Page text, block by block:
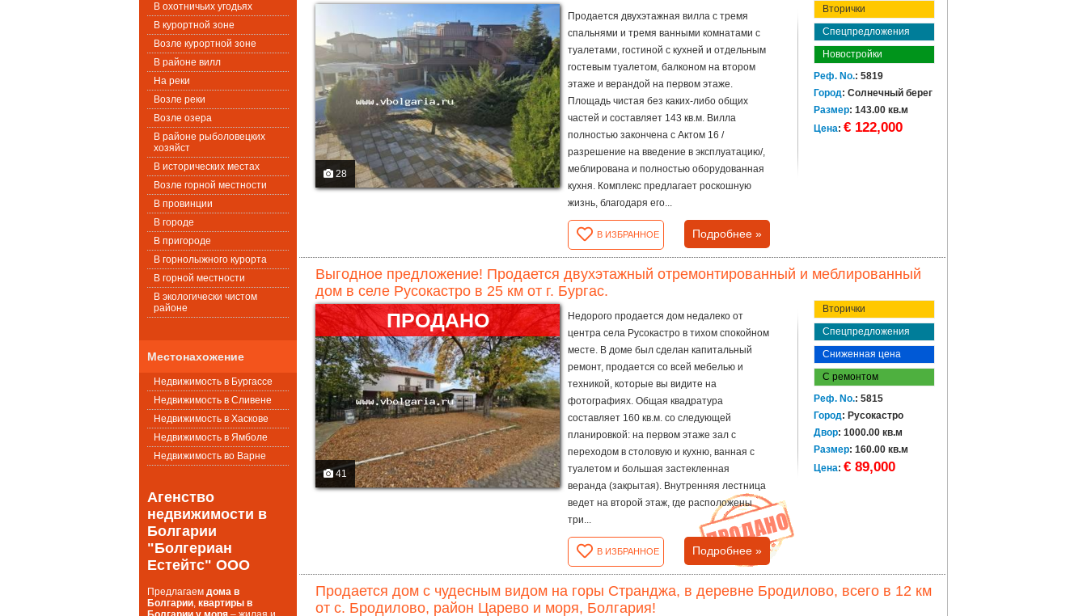
В охотничьих угодьях
В курортной зоне
Возле курортной зоне
В районе вилл
На реки
Возле реки
Возле озера
В районе рыболовецких
хозяйст
В исторических местах
Возле горной местности
В провинции
В городе
В пригороде
В горнолыжного курорта
В горной местности
В экологически чистом
районе
Местонахожение
Недвижимость в Бургассе
Недвижимость в Сливене
Недвижимость в Хаскове
Недвижимость в Ямболе
Недвижимость во Варне
Агенство
недвижимости в
Болгарии
"Болгериан
Естейтс" ООО
Предлагаем дома в
Болгарии, квартиры в
28
Продается двухэтажная вилла с тремя
спальнями и тремя ванными комнатами с
туалетами, гостиной с кухней и отдельным
гостевым туалетом, балконом на втором
этаже и верандой на первом этаже.
Площадь чистая без каких-либо общих
частей и составляет 143 кв.м. Вилла
полностью закончена с Актом 16 /
разрешение на введение в эксплуатацию/,
меблирована и полностью оборудованная
кухня. Комплекс предлагает роскошную
жизнь, благодаря его...
В ИЗБРАННОЕ Подробнее »
Вторички
Спецпредложения
Новостройки
Реф. No.: 5819
Город: Солнечный берег
Размер: 143.00 кв.м
Цена: € 122,000
Выгодное предложение! Продается двухэтажный отремонтированный и меблированный
дом в селе Русокастро в 25 км от г. Бургас.
ПРОДАНО
41
Недорого продается дом недалеко от
центра села Русокастро в тихом спокойном
месте. В доме был сделан капитальный
ремонт, продается со всей мебелью и
техникой, которые вы видите на
фотографиях. Общая квадратура
составляет 160 кв.м. со следующей
планировкой: на первом этаже зал с
переходом в столовую и кухню, ванная с
туалетом и большая застекленная
веранда (закрытая). Внутренняя лестница
ведет на второй этаж, где расположены
три...
В ИЗБРАННОЕ Подробнее »
Вторички
Спецпредложения
Сниженная цена
С ремонтом
Реф. No.: 5815
Город: Русокастро
Двор: 1000.00 кв.м
Размер: 160.00 кв.м
Цена: € 89,000
Продается дом с чудесным видом на горы Странджа, в деревне Бродилово, всего в 12 км
от с. Бродилово, район Царево и моря, Болгария!